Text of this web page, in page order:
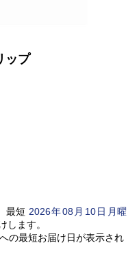
ップ
最短 2026年08 月 10日月曜
します。
の最短お届け日が表示され